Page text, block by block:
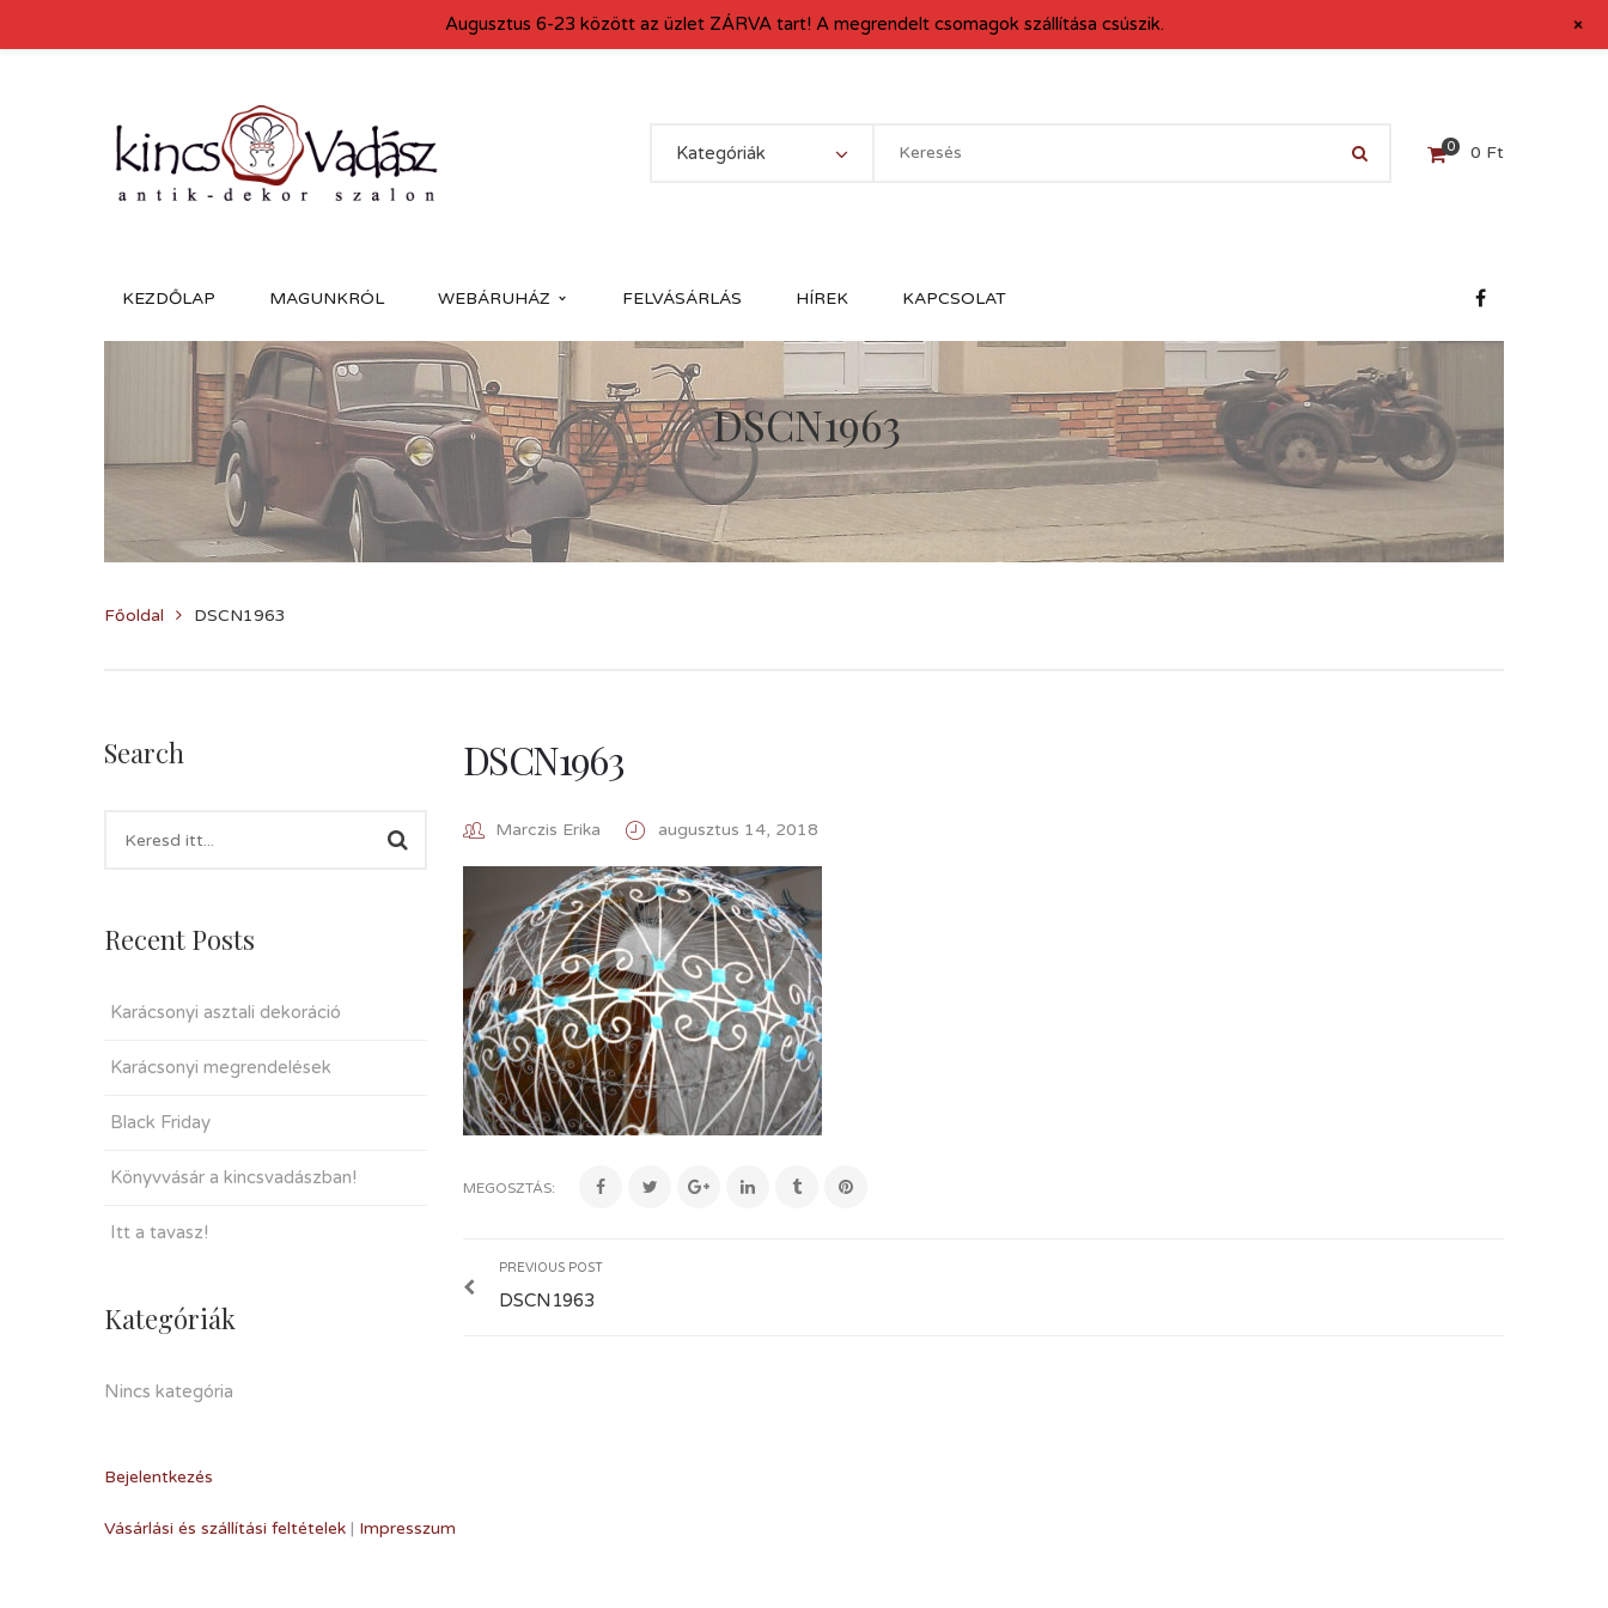
Kategóriák 0 0 Ft
KEZDŐLAP MAGUNKRÓL WEBÁRUHÁZ FELVÁSÁRLÁS HÍREK KAPCSOLAT
DSCN1963
Főoldal DSCN1963
Search
Recent Posts
Karácsonyi asztali dekoráció
Karácsonyi megrendelések
Black Friday
Könyvvásár a kincsvadászban!
Itt a tavasz!
Kategóriák
Nincs kategória
Bejelentkezés
DSCN1963
Marczis Erika augusztus 14, 2018
MEGOSZTÁS:
PREVIOUS POST
DSCN1963
Vásárlási és szállítási feltételek | Impresszum
Augusztus 6-23 között az üzlet ZÁRVA tart! A megrendelt csomagok szállítása csúszik. +